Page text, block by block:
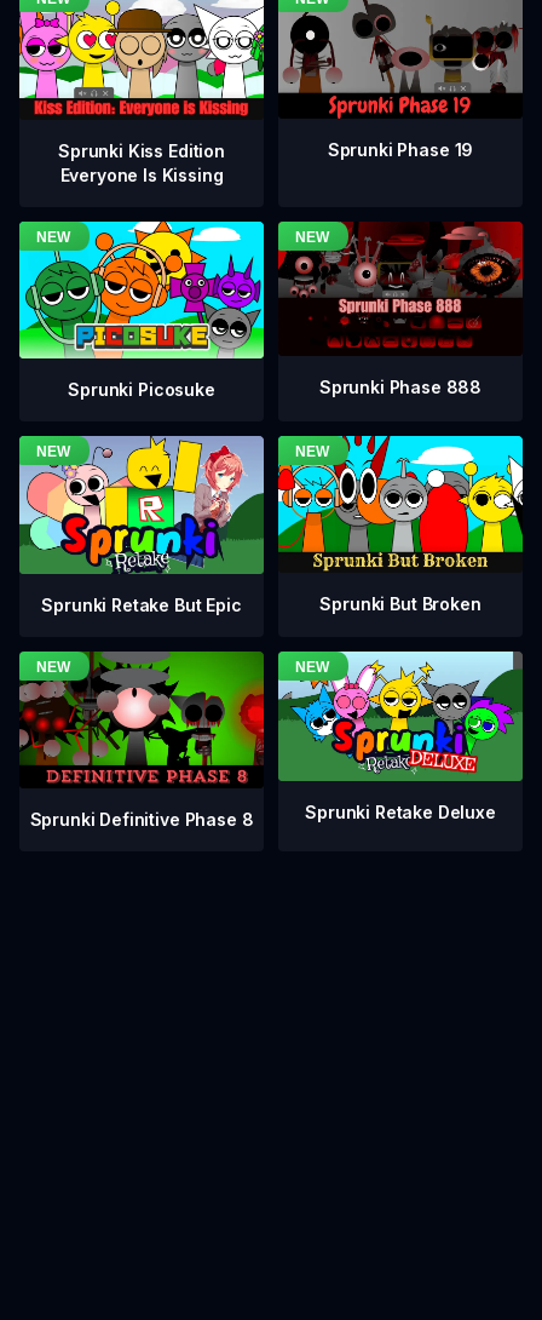
Sprunki Kiss Edition
Everyone Is Kissing
Sprunki Phase 19
Sprunki Picosuke Sprunki Phase 888
Sprunki Retake But Epic Sprunki But Broken
Sprunki Definitive Phase 8 Sprunki Retake Deluxe